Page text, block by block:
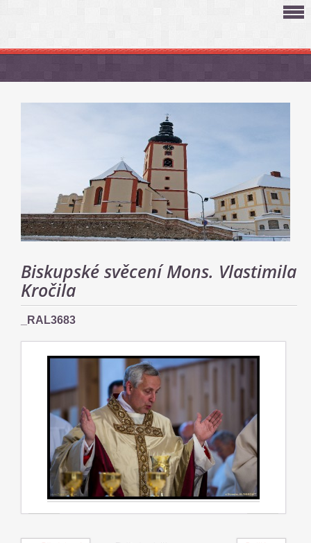
Biskupské svěcení Mons. Vlastimila
Kročila
_RAL3683